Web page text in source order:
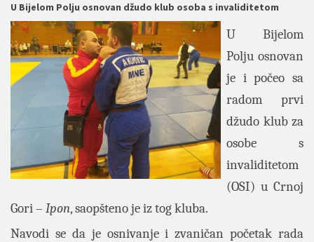
U Bijelom Polju osnovan džudo klub osoba s invaliditetom
U Bijelom
Polju osnovan
je i počeo sa
radom prvi
džudo klub za
osobe s
invaliditetom
(OSI) u Crnoj
Gori – Ipon, saopšteno je iz tog kluba.
Navodi se da je osnivanje i zvaničan početak rada